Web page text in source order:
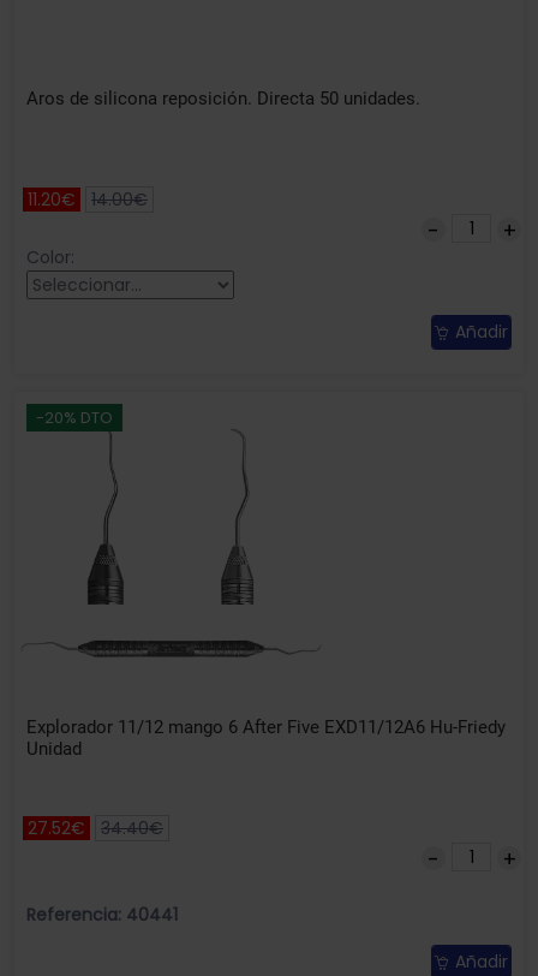
Aros de silicona reposición. Directa 50 unidades.
11.20€ 14.00€
Color:
Añadir
-20% DTO
Explorador 11/12 mango 6 After Five EXD11/12A6 Hu-Friedy
Unidad
27.52€ 34.40€
Referencia: 40441
Añadir